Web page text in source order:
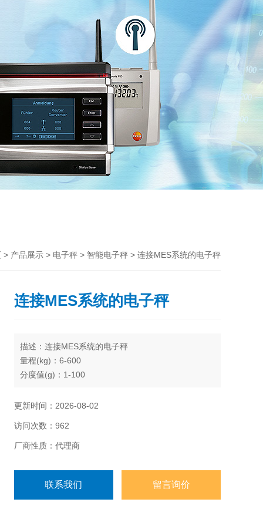
> 产品展示 > 电子秤 > 智能电子秤 > 连接MES系统的电子秤
连接MES系统的电子秤
描述：连接MES系统的电子秤
量程(kg)：6-600
分度值(g)：1-100
600x600、600x800、800x800
可按客户要求定制
称重显示器配有IP65不锈钢外壳、LCD显示屏与5个键
内配铝制C3传感器，IP65防护等级
更新时间：2026-08-02
访问次数：962
厂商性质：代理商
联系我们 留言询价